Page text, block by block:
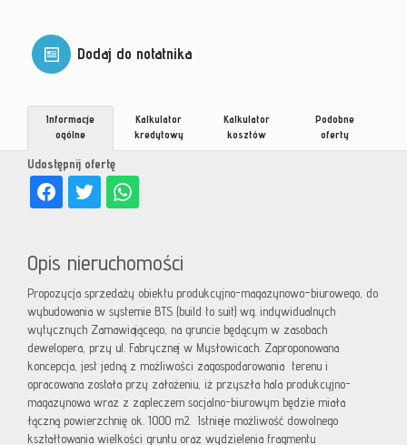
Dodaj do notatnika
Udostępnij ofertę
Informacje
ogólne
Kalkulator
kredytowy
Kalkulator
kosztów
Podobne
oferty
Opis nieruchomości
Propozycja sprzedaży obiektu produkcyjno-magazynowo–biurowego, do
wybudowania w systemie BTS (build to suit) wg. indywidualnych
wytycznych Zamawiającego, na gruncie będącym w zasobach
dewelopera, przy ul. Fabrycznej w Mysłowicach. Zaproponowana
koncepcja, jest jedną z możliwości zagospodarowania terenu i
opracowana została przy założeniu, iż przyszła hala produkcyjno-
magazynowa wraz z zapleczem socjalno-biurowym będzie miała
łączną powierzchnię ok. 1000 m2. Istnieje możliwość dowolnego
kształtowania wielkości gruntu oraz wydzielenia fragmentu